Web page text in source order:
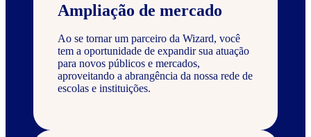
Ampliação de mercado
Ao se tornar um parceiro da Wizard, você
tem a oportunidade de expandir sua atuação
para novos públicos e mercados,
aproveitando a abrangência da nossa rede de
escolas e instituições.